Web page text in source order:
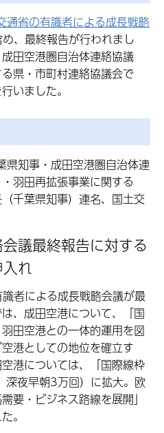
通省の有識者による成長戦略
、最終報告が行われまし
田空港圏自治体連絡協議
県・市町村連絡協議会で
いました。
知事・成田空港圏自治体連
羽田再拡張事業に関する
千葉県知事）連名、国土交
議最終報告に対する
入れ
者による成長戦略会議が最
、成田空港について、「国
田空港との一体的運用を図
港としての地位を確立す
港については、「国際線枠
夜早朝3万回）に拡大。欧
要・ビジネス路線を展開」
。